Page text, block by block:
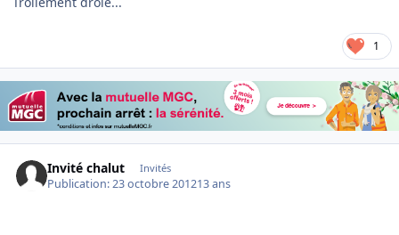
1
Invité chalut Invités
Publication:23 octobre 201213 ans